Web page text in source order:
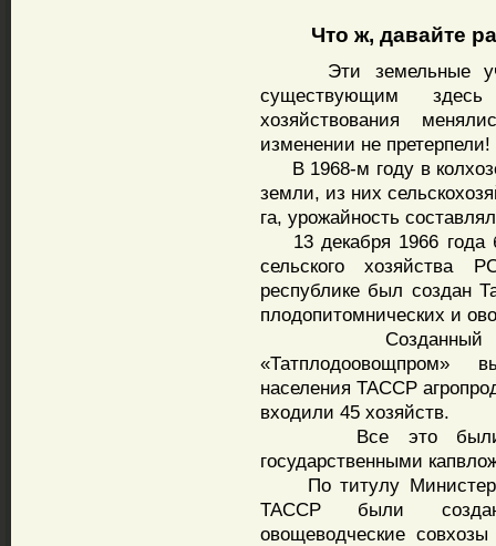
Что ж, давайте
Эти земельные
существующим
хозяйствования
изменении не претерпели!
В 1968-м году в
земли, из них
га, урожайность
13 декабря 1966 года
сельского хозяйства
республике был создан
плодопитомнических и
Созданный в
«Татплодоовощпром»
населения ТАССР
входили 45 хозяйств.
Все это были
государственными
По титулу
ТАССР были
овощеводческие